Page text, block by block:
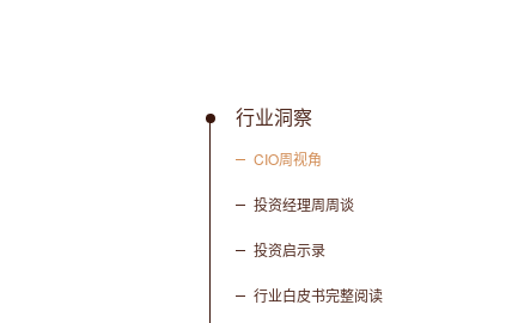
行业洞察
CIO周视角
投资经理周周谈
投资启示录
行业白皮书完整阅读